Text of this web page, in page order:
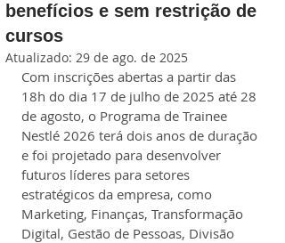
benefícios e sem restrição de
cursos
Atualizado: 29 de ago. de 2025
Com inscrições abertas a partir das
18h do dia 17 de julho de 2025 até 28
de agosto, o Programa de Trainee
Nestlé 2026 terá dois anos de duração
e foi projetado para desenvolver
futuros líderes para setores
estratégicos da empresa, como
Marketing, Finanças, Transformação
Digital, Gestão de Pessoas, Divisão